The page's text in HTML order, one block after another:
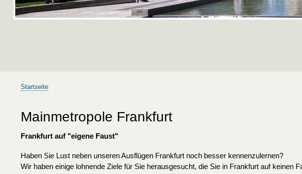
Startseite
Mainmetropole Frankfurt
Frankfurt auf "eigene Faust"
Haben Sie Lust neben unseren Ausflügen Frankfurt noch besser kennenzulernen?
Wir haben einige lohnende Ziele für Sie herausgesucht, die Sie in Frankfurt auf keinen